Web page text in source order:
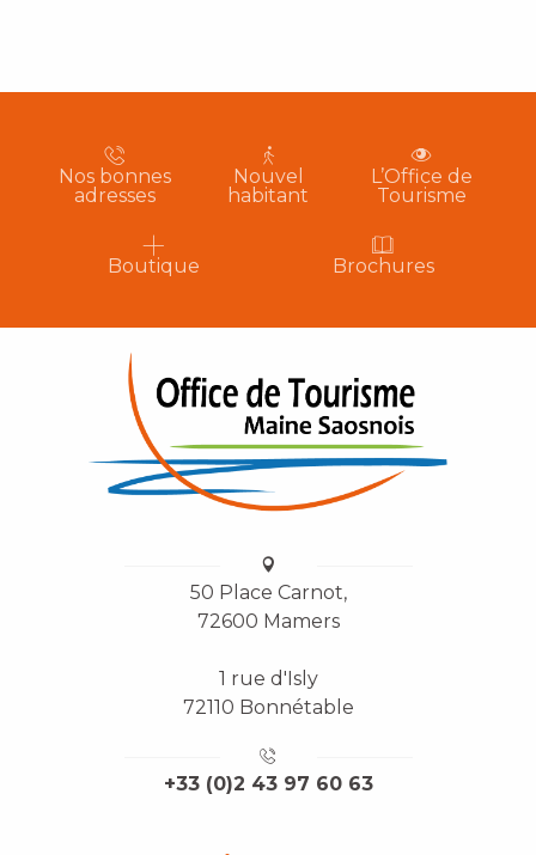
Nos bonnes
adresses
Nouvel
habitant
L’Office de
Tourisme
Boutique Brochures
50 Place Carnot,
72600 Mamers
1 rue d'Isly
72110 Bonnétable
+33 (0)2 43 97 60 63